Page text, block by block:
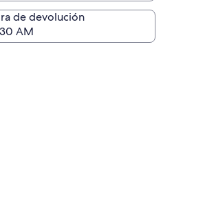
de devolución